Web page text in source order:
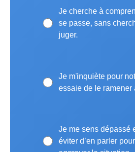
Je cherche à
se passe, sans
juger.
Je m'inquiète pour
essaie de le ramener
Je me sens dépassé
éviter d’en parler